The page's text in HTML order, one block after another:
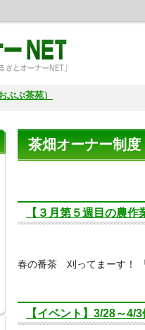
ぶぶ茶苑）
茶畑オーナー制
【３月第５週目の農作
春の番茶 刈ってまーす！
【イベント】3/28～4/